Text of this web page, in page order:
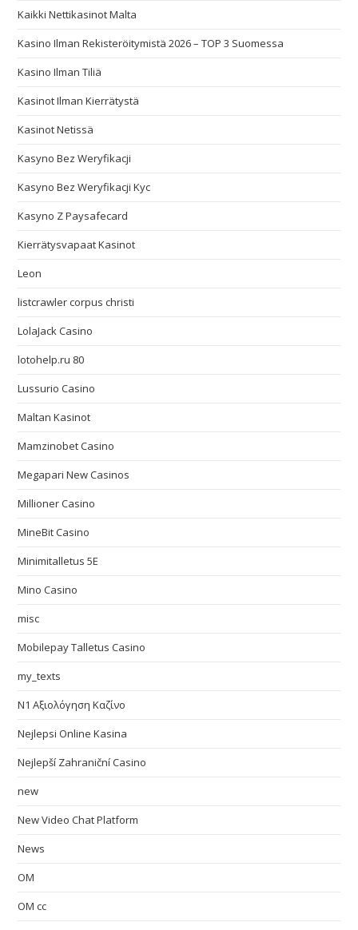
Kaikki Nettikasinot Malta
Kasino Ilman Rekisteröitymistä 2026 – TOP 3 Suomessa
Kasino Ilman Tiliä
Kasinot Ilman Kierrätystä
Kasinot Netissä
Kasyno Bez Weryfikacji
Kasyno Bez Weryfikacji Kyc
Kasyno Z Paysafecard
Kierrätysvapaat Kasinot
Leon
listcrawler corpus christi
LolaJack Casino
lotohelp.ru 80
Lussurio Casino
Maltan Kasinot
Mamzinobet Casino
Megapari New Casinos
Millioner Casino
MineBit Casino
Minimitalletus 5E
Mino Casino
misc
Mobilepay Talletus Casino
my_texts
N1 Αξιολόγηση Καζίνο
Nejlepsi Online Kasina
Nejlepší Zahraniční Casino
new
New Video Chat Platform
News
OM
OM cc